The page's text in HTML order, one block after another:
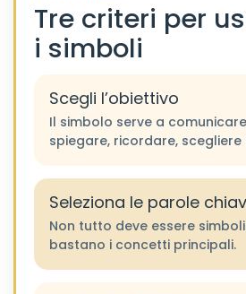
Tre criteri per
i simboli
Scegli l’obiettivo
Il simbolo serve a
spiegare, ricordare,
Seleziona le parole
Non tutto deve essere
bastano i concetti principali.